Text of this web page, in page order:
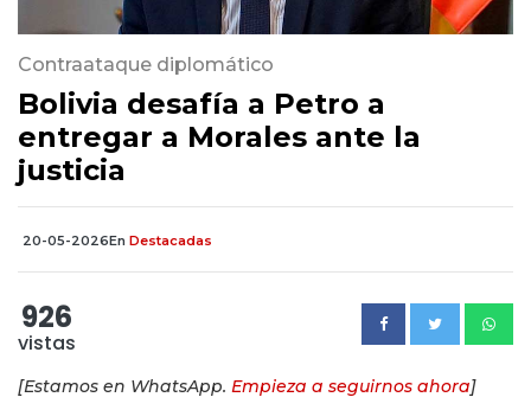
Contraataque diplomático
Bolivia desafía a Petro a
entregar a Morales ante la
justicia
20-05-2026En Destacadas
926
vistas
[Estamos en WhatsApp. Empieza a seguirnos ahora]